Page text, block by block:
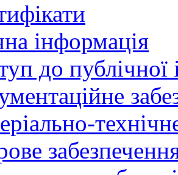
інформація
до публічної